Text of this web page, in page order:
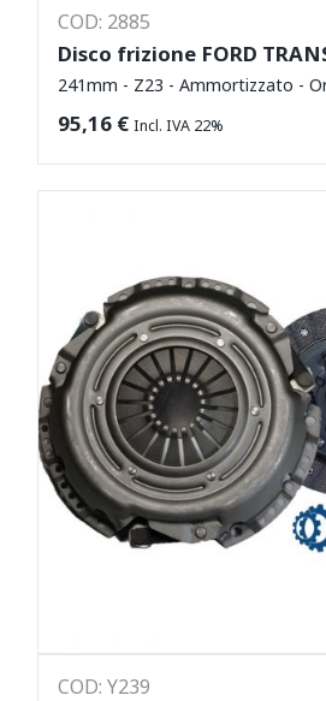
COD: 2885
Disco frizione FORD
241mm - Z23 - Ammortizzato -
95,16 € Incl. IVA 22%
COD: Y239